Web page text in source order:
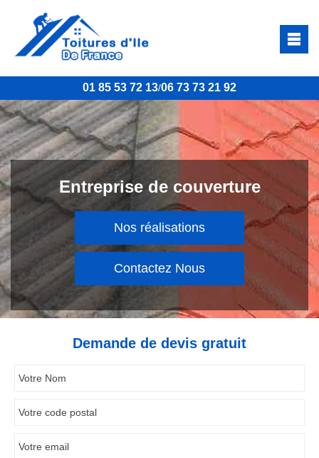
01 85 53 72 13/06 73 73 21 92
Entreprise de couverture
Nos réalisations
Contactez Nous
Demande de devis gratuit